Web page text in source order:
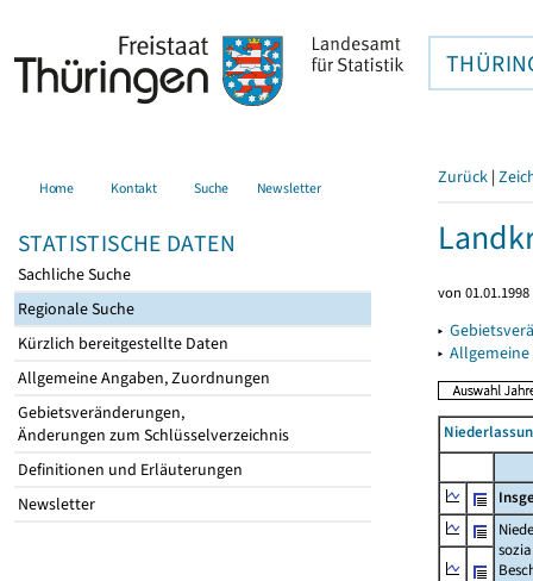
Home Kontakt Suche Newsletter
STATISTISCHE DATEN
Sachliche Suche
Regionale Suche
Kürzlich bereitgestellte Daten
Allgemeine Angaben, Zuordnungen
Gebietsveränderungen,
Änderungen zum Schlüsselverzeichnis
Definitionen und Erläuterungen
Newsletter
Zurück |
von
▸
▸